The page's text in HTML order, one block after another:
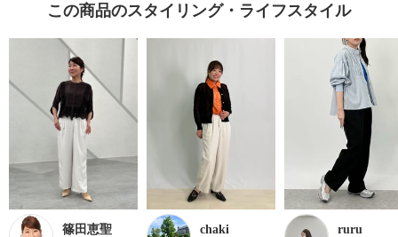
この商品のスタイリング・ライフスタイル
篠田恵聖 chaki ruru